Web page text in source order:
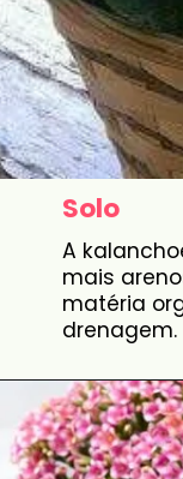
Solo
A
mais
matéria
drenagem.